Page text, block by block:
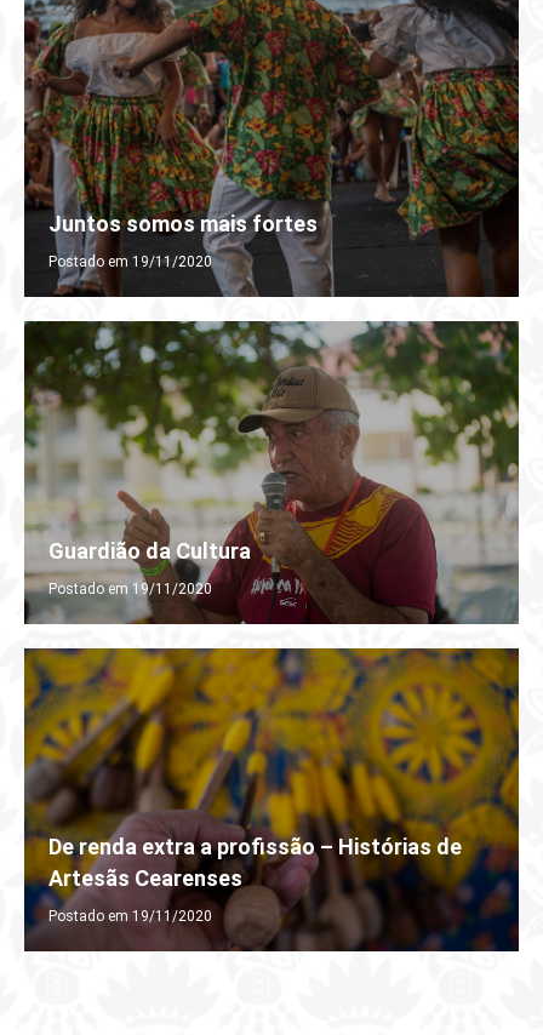
Juntos somos mais fortes
Postado em 19/11/2020
Guardião da Cultura
Postado em 19/11/2020
De renda extra a profissão – Histórias de
Artesãs Cearenses
Postado em 19/11/2020